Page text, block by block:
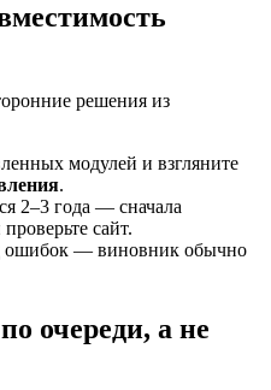
решения из
модулей и взгляните
.
2–3 года — сначала
сайт.
ошибок — виновник обычно
очереди, а не